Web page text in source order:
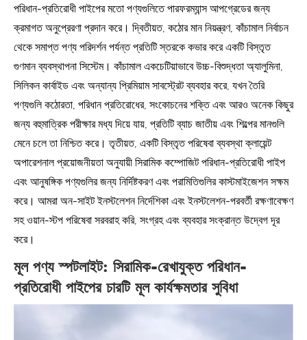
পরিধান-প্রতিরোধী পাইপের মতো পণ্যগুলিতে পারফরম্যান্স আপগ্রেডের জন্য
ক্রমাগত অনুপ্রেরণা প্রদান করে। দ্বিতীয়ত, কঠোর মান নিয়ন্ত্রণ, কাঁচামাল নির্বাচন
থেকে সমাপ্ত পণ্য পরিদর্শন পর্যন্ত প্রতিটি স্তরকে কভার করে একটি বিস্তৃত
গুণমান ব্যবস্থাপনা সিস্টেম। কাঁচামাল একচেটিয়াভাবে উচ্চ-বিশুদ্ধতা অ্যালুমিনা,
সিলিকন কার্বাইড এবং অন্যান্য প্রিমিয়াম সাবস্ট্রেট ব্যবহার করে, যখন তৈরি
পণ্যগুলি কঠোরতা, পরিধান প্রতিরোধের, সংকোচনের শক্তি এবং আরও অনেক কিছুর
জন্য বহুমাত্রিক পরীক্ষার মধ্য দিয়ে যায়, প্রতিটি ব্যাচ জাতীয় এবং শিল্পের মানগুলি
মেনে চলে তা নিশ্চিত করে। তৃতীয়ত, একটি বিস্তৃত পরিষেবা ব্যবস্থা ক্লায়েন্ট
অপারেশনাল প্রয়োজনীয়তা অনুযায়ী সিরামিক কম্পোজিট পরিধান-প্রতিরোধী পাইপ
এবং আনুষঙ্গিক পণ্যগুলির জন্য নির্দিষ্টকরণ এবং পরামিতিগুলির কাস্টমাইজেশন সক্ষম
করে। আমরা অন-সাইট ইনস্টলেশন নির্দেশিকা এবং ইনস্টলেশন-পরবর্তী রক্ষণাবেক্ষণ
সহ ওয়ান-স্টপ পরিষেবা সরবরাহ করি, সংগ্রহ এবং ব্যবহার সংক্রান্ত উদ্বেগ দূর
করে।
মূল পণ্য স্পটলাইট: সিরামিক-রেখাযুক্ত পরিধান-
প্রতিরোধী পাইপের চারটি মূল কার্যক্ষমতার সুবিধা